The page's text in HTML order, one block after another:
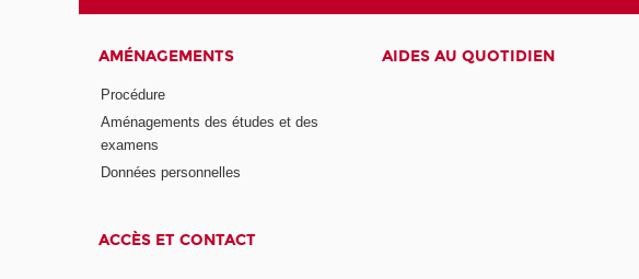
AMÉNAGEMENTS
Procédure
Aménagements des études et des
examens
Données personnelles
AIDES AU QUOTIDIEN
ACCÈS ET CONTACT